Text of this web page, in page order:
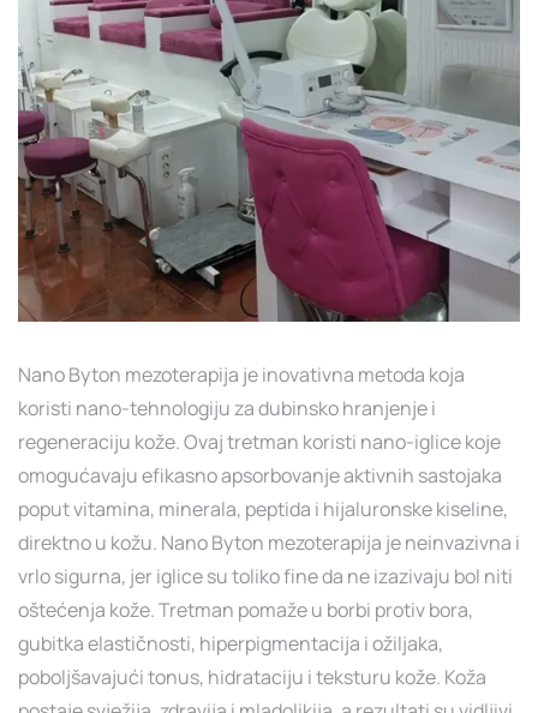
Nano Byton mezoterapija je inovativna metoda koja
koristi nano-tehnologiju za dubinsko hranjenje i
regeneraciju kože. Ovaj tretman koristi nano-iglice koje
omogućavaju efikasno apsorbovanje aktivnih sastojaka
poput vitamina, minerala, peptida i hijaluronske kiseline,
direktno u kožu. Nano Byton mezoterapija je neinvazivna i
vrlo sigurna, jer iglice su toliko fine da ne izazivaju bol niti
oštećenja kože. Tretman pomaže u borbi protiv bora,
gubitka elastičnosti, hiperpigmentacija i ožiljaka,
poboljšavajući tonus, hidrataciju i teksturu kože. Koža